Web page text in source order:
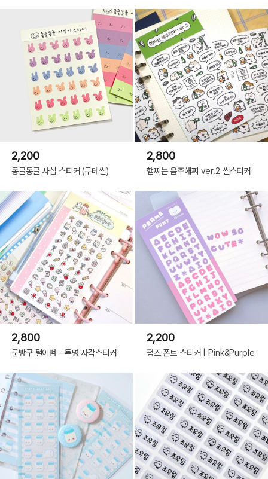
2,200
동글동글 사심 스티커 (무테씰)
2,800
햄찌는 음주해찌 ver.2 씰스티커
2,800
문방구 털이범 - 투명 사각스티커
2,200
펌즈 폰트 스티커 | Pink&Purple